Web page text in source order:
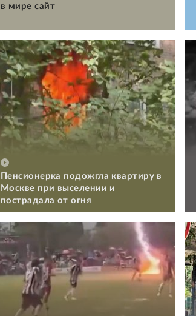
в мире сайт
Пенсионерка подожгла квартиру в
Москве при выселении и
пострадала от огня